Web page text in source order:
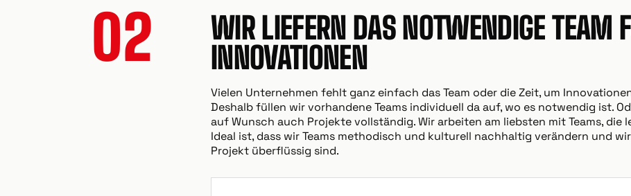
02
WIR LIEFERN DAS NOTWENDIGE TEAM
INNOVATIONEN
Vielen Unternehmen fehlt ganz einfach das Team oder die Zeit, um
Deshalb füllen wir vorhandene Teams individuell da auf, wo es notwendig ist.
auf Wunsch auch Projekte vollständig. Wir arbeiten am liebsten mit Teams, die
Ideal ist, dass wir Teams methodisch und kulturell nachhaltig verändern und
Projekt überflüssig sind.